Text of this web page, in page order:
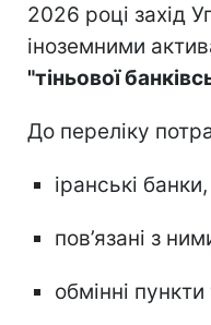
2026 році захід
іноземними
"тіньової
До переліку
іранські банки,
пов’язані з
обмінні пункти